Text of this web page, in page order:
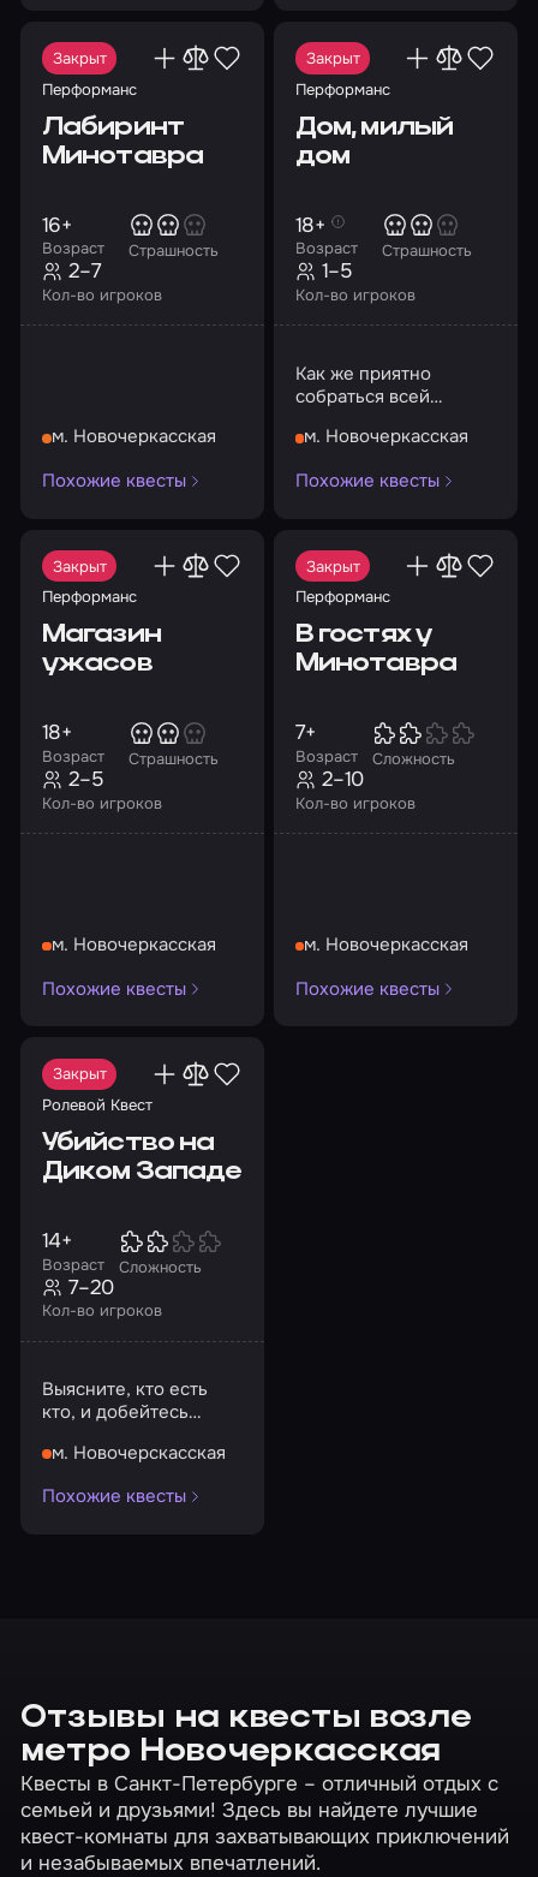
Закрыт
Перформанс
Лабиринт
Минотавра
Возраст
16+
Страшность
Кол-во игроков
2–7
м. Новочеркасская
Похожие квесты
Закрыт
Перформанс
Дом, милый
дом
Возраст
18+
Страшность
Кол-во игроков
1–5
Как же приятно
собраться всей
столом...
м. Новочеркасская
Похожие квесты
Закрыт
Перформанс
Магазин
ужасов
Возраст
18+
Страшность
Кол-во игроков
2–5
м. Новочеркасская
Похожие квесты
Закрыт
Перформанс
В гостях у
Минотавра
Возраст
7+
Сложность
Кол-во игроков
2–10
м. Новочеркасская
Похожие квесты
Закрыт
Ролевой Квест
Убийство на
Диком Западе
Возраст
14+
Сложность
Кол-во игроков
7–20
Выясните, кто есть
кто, и добейтесь
м. Новочерскасская
Похожие квесты
Отзывы на квесты возле
метро Новочеркасская
Квесты в Санкт-Петербурге – отличный отдых с
семьей и друзьями! Здесь вы найдете лучшие
квест-комнаты для захватывающих приключений
и незабываемых впечатлений.